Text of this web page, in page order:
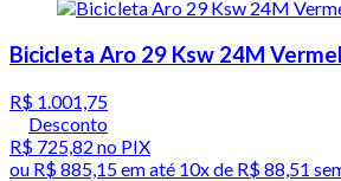
Bicicleta Aro 29 Ksw 24M
R$ 1.001,75
Desconto
R$ 725,82 no PIX
ou R$ 885,15em até 10x de R$ 88,51